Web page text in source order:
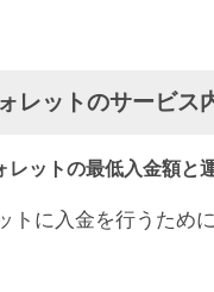
レットのサービス
レットの最低入金額と
トに入金を行うため